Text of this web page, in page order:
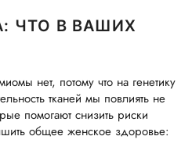
ЧТО В ВАШИХ
нет, потому что на генетику
тканей мы повлиять не
помогают снизить риски
общее женское здоровье: